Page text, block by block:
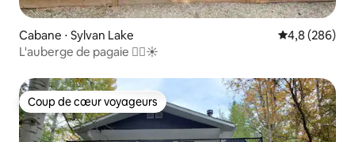
Cabane ⋅ Sylvan Lake Évaluation
4,8 (286)
L'auberge de pagaie 🚣‍♀️☀️
Coup de cœur voyageurs
Coup de cœur voyageurs